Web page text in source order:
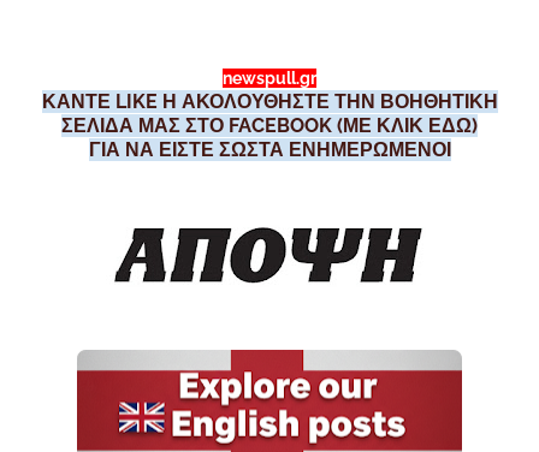
newspull.gr
ΚΑΝΤΕ LIKE Η ΑΚΟΛΟΥΘΗΣΤΕ ΤΗΝ ΒΟΗΘΗΤΙΚΗ
ΣΕΛΙΔΑ ΜΑΣ ΣΤΟ FACEBOOK (ΜΕ ΚΛΙΚ ΕΔΩ)
ΓΙΑ ΝΑ ΕΙΣΤΕ ΣΩΣΤΑ ΕΝΗΜΕΡΩΜΕΝΟΙ